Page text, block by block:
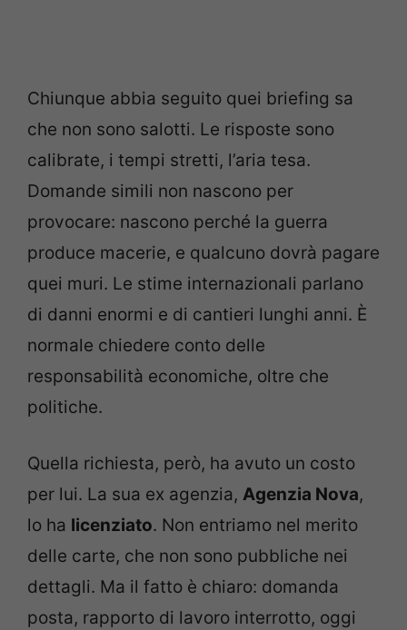
Chiunque abbia seguito quei briefing sa
che non sono salotti. Le risposte sono
calibrate, i tempi stretti, l’aria tesa.
Domande simili non nascono per
provocare: nascono perché la guerra
produce macerie, e qualcuno dovrà pagare
quei muri. Le stime internazionali parlano
di danni enormi e di cantieri lunghi anni. È
normale chiedere conto delle
responsabilità economiche, oltre che
politiche.
Quella richiesta, però, ha avuto un costo
per lui. La sua ex agenzia, Agenzia Nova,
lo ha licenziato. Non entriamo nel merito
delle carte, che non sono pubbliche nei
dettagli. Ma il fatto è chiaro: domanda
posta, rapporto di lavoro interrotto, oggi